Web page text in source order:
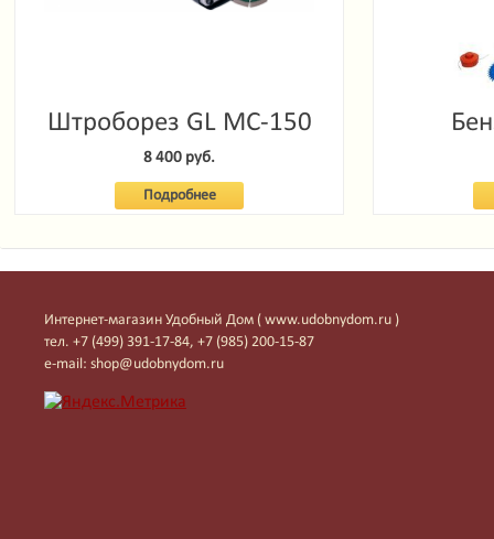
Штроборез GL MC-150
8 400 руб.
Подробнее
Интернет-магазин Удобный Дом ( www.udobnydom.ru )
тел. +7 (499) 391-17-84, +7 (985) 200-15-87
e-mail: shop@udobnydom.ru